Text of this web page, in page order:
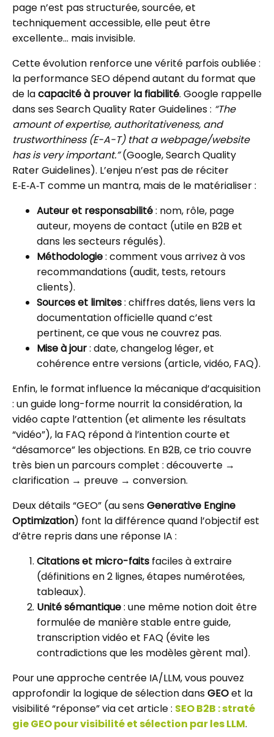
page n’est pas structurée, sourcée, et
techniquement accessible, elle peut être
excellente… mais invisible.
Cette évolution renforce une vérité parfois oubliée :
la performance SEO dépend autant du format que
de lacapacité à prouver la fiabilité. Google rappelle
dans ses Search Quality Rater Guidelines : “The
amount of expertise, authoritativeness, and
trustworthiness (E-A-T) that a webpage/website
has is very important.”(Google, Search Quality
Rater Guidelines). L’enjeu n’est pas de réciter
E‑E‑A‑T comme un mantra, mais de le matérialiser :
Auteur et responsabilité: nom, rôle, page
auteur, moyens de contact (utile en B2B et
dans les secteurs régulés).
Méthodologie: comment vous arrivez à vos
recommandations (audit, tests, retours
clients).
Sources et limites: chiffres datés, liens vers la
documentation officielle quand c’est
pertinent, ce que vous ne couvrez pas.
Mise à jour: date, changelog léger, et
cohérence entre versions (article, vidéo, FAQ).
Enfin, le format influence la mécanique d’acquisition
: un guide long-forme nourrit la considération, la
vidéo capte l’attention (et alimente les résultats
“vidéo”), la FAQ répond à l’intention courte et
“désamorce” les objections. En B2B, ce trio couvre
très bien un parcours complet : découverte →
clarification → preuve → conversion.
Deux détails “GEO” (au sensGenerative Engine
Optimization) font la différence quand l’objectif est
d’être repris dans une réponse IA :
Citations et micro-faits faciles à extraire
(définitions en 2 lignes, étapes numérotées,
tableaux).
Unité sémantique: une même notion doit être
formulée de manière stable entre guide,
transcription vidéo et FAQ (évite les
contradictions que les modèles gèrent mal).
Pour une approche centrée IA/LLM, vous pouvez
approfondir la logique de sélection dansGEOet la
visibilité “réponse” via cet article : SEO B2B : straté
gie GEO pour visibilité et sélection par les LLM.